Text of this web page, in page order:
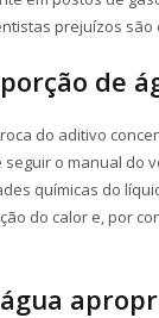
prejuízos são
de
do aditivo
o manual do
químicas do
do calor e, por